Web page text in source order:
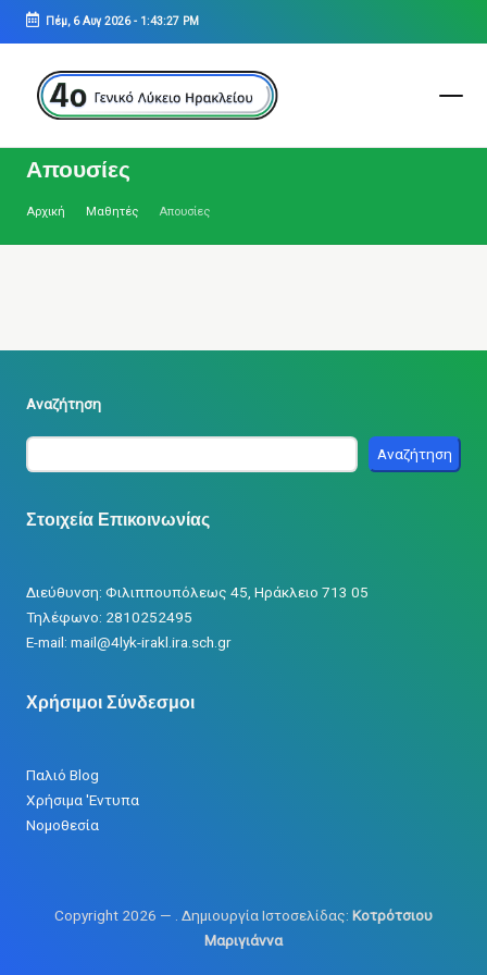
Μετάβαση
περιεχόμενο
Πέμ, 6 Αυγ 2026- 1:43:27 PM
ΗΡΑΚΛΕΙΟΥ
Απουσίες
Αρχική Μαθητές Απουσίες
Αναζήτηση
Αναζήτηση
Στοιχεία Επικοινωνίας
Διεύθυνση: Φιλιππουπόλεως 45, Ηράκλειο 713 05
Τηλέφωνο: 2810252495
Ε-mail: mail@4lyk-irakl.ira.sch.gr
Χρήσιμοι Σύνδεσμοι
Παλιό Blog
Χρήσιμα 'Εντυπα
Νομοθεσία
Copyright 2026 — . Δημιουργία Ιστοσελίδας: Κοτρότσιου
Μαριγιάννα